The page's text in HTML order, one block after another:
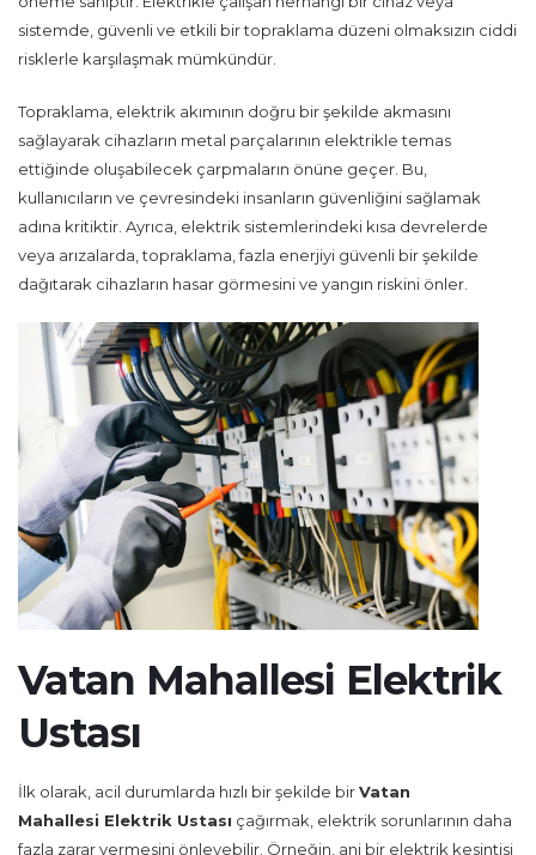
sistemde, güvenli ve etkili bir topraklama düzeni olmaksızın ciddi
risklerle karşılaşmak mümkündür.
Topraklama, elektrik akımının doğru bir şekilde akmasını
sağlayarak cihazların metal parçalarının elektrikle temas
ettiğinde oluşabilecek çarpmaların önüne geçer. Bu,
kullanıcıların ve çevresindeki insanların güvenliğini sağlamak
adına kritiktir. Ayrıca, elektrik sistemlerindeki kısa devrelerde
veya arızalarda, topraklama, fazla enerjiyi güvenli bir şekilde
dağıtarak cihazların hasar görmesini ve yangın riskini önler.
Vatan Mahallesi Elektrik
Ustası
İlk olarak, acil durumlarda hızlı bir şekilde birVatan
Mahallesi Elektrik Ustası çağırmak, elektrik sorunlarının daha
fazla zarar vermesini önleyebilir. Örneğin, ani bir elektrik kesintisi